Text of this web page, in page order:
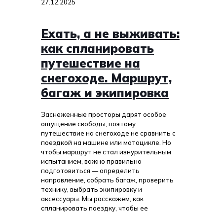
27.12.2025
Ехать, а не выживать:
как спланировать
путешествие на
снегоходе. Маршрут,
багаж и экипировка
Заснеженные просторы дарят особое
ощущение свободы, поэтому
путешествие на снегоходе не сравнить с
поездкой на машине или мотоцикле. Но
чтобы маршрут не стал изнурительным
испытанием, важно правильно
подготовиться — определить
направление, собрать багаж, проверить
технику, выбрать экипировку и
аксессуары. Мы расскажем, как
спланировать поездку, чтобы ее